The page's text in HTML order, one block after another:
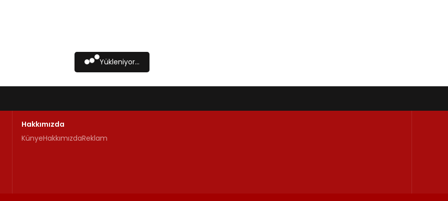
Yükleniyor...
Hakkımızda
KünyeHakkımızdaReklam